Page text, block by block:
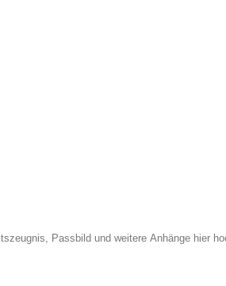
Passbild und weitere Anhänge hier